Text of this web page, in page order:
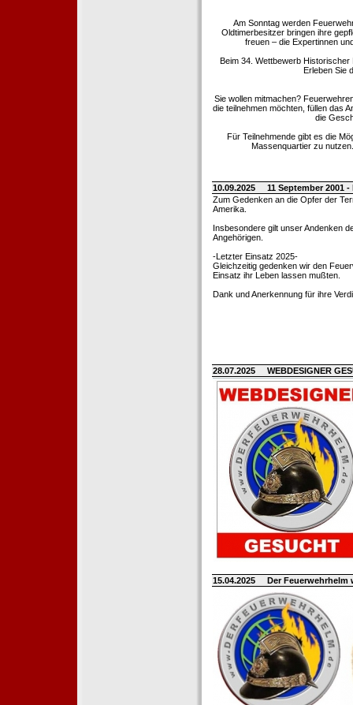
Am Sonntag werden
Oldtimerbesitzer bringen ihre
freuen – die Expertinnen
Beim 34. Wettbewerb
Erleben Sie
Sie wollen mitmachen?
die teilnehmen möchten, füllen das
die
Für Teilnehmende gibt es die
Massenquartier zu
10.09.2025
11 September 2001
Zum Gedenken an die Opfer der
Amerika.
Insbesondere gilt unser Andenken
Angehörigen.
-Letzter Einsatz 2025-
Gleichzeitig gedenken wir den
Einsatz ihr Leben lassen mußten.
Dank und Anerkennung für ihre
28.07.2025 WEBDESIGNER
15.04.2025 Der